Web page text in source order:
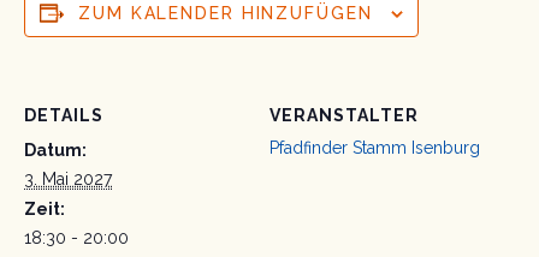
ZUM KALENDER HINZUFÜGEN
DETAILS
Datum:
3. Mai 2027
Zeit:
18:30 - 20:00
VERANSTALTER
Pfadfinder Stamm Isenburg